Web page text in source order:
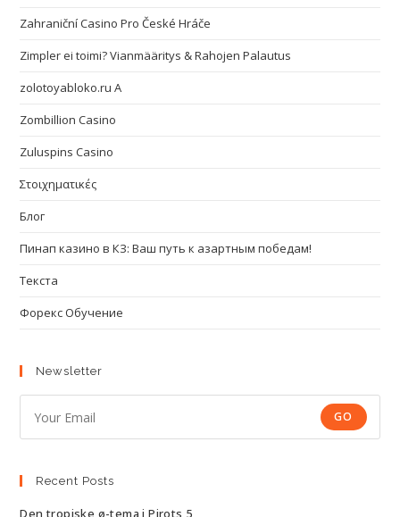
Zahraniční Casino Pro České Hráče
Zimpler ei toimi? Vianmääritys & Rahojen Palautus
zolotoyabloko.ru A
Zombillion Casino
Zuluspins Casino
Στοιχηματικές
Блог
Пинап казино в КЗ: Ваш путь к азартным победам!
Текста
Форекс Обучение
Newsletter
GO
Recent Posts
Den tropiske ø-tema i Pirots 5